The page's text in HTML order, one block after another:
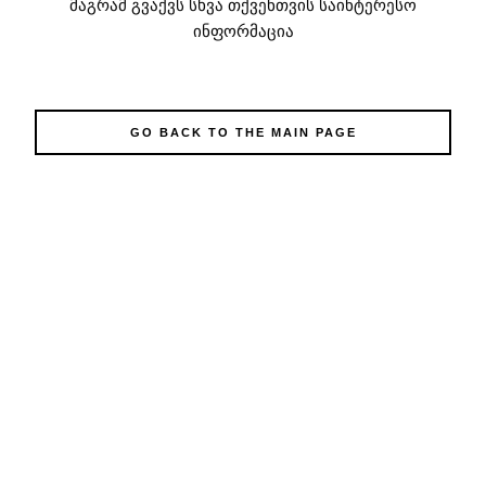
მაგრამ გვაქვს სხვა თქვენთვის საინტერესო
ინფორმაცია
GO BACK TO THE MAIN PAGE